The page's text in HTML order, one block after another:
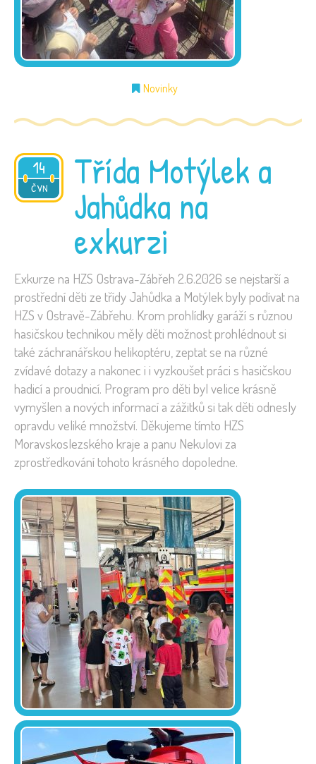
Novinky
14
ČVN
2026 Třída Motýlek a
Jahůdka na
exkurzi
Exkurze na HZS Ostrava-Zábřeh 2.6.2026 se nejstarší a
prostřední děti ze třídy Jahůdka a Motýlek byly podívat na
HZS v Ostravě-Zábřehu. Krom prohlídky garáží s různou
hasičskou technikou měly děti možnost prohlédnout si
také záchranářskou helikoptéru, zeptat se na různé
zvídavé dotazy a nakonec i i vyzkoušet práci s hasičskou
hadicí a proudnicí. Program pro děti byl velice krásně
vymyšlen a nových informací a zážitků si tak děti odnesly
opravdu veliké množství. Děkujeme tímto HZS
Moravskoslezského kraje a panu Nekulovi za
zprostředkování tohoto krásného dopoledne.